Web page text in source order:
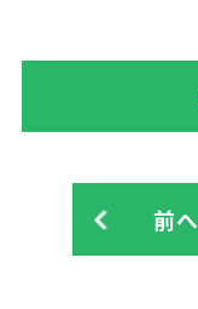
前へ